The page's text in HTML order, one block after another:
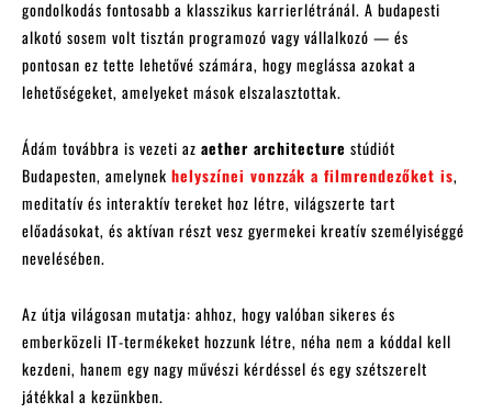
gondolkodás fontosabb a klasszikus karrierlétránál. A budapesti
alkotó sosem volt tisztán programozó vagy vállalkozó — és
pontosan ez tette lehetővé számára, hogy meglássa azokat a
lehetőségeket, amelyeket mások elszalasztottak.
Ádám továbbra is vezeti az aether architecture stúdiót
Budapesten, amelynek helyszínei vonzzák a filmrendezőket is,
meditatív és interaktív tereket hoz létre, világszerte tart
előadásokat, és aktívan részt vesz gyermekei kreatív személyiséggé
nevelésében.
Az útja világosan mutatja: ahhoz, hogy valóban sikeres és
emberközeli IT-termékeket hozzunk létre, néha nem a kóddal kell
kezdeni, hanem egy nagy művészi kérdéssel és egy szétszerelt
játékkal a kezünkben.